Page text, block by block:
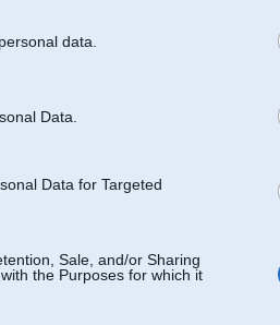
data.
Data.
Data for Targeted
Sale, and/or Sharing
the Purposes for which it